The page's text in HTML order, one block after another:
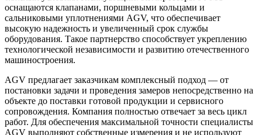
оснащаются клапанами, поршневыми кольцами и
сальниковыми уплотнениями AGV, что обеспечивает
высокую надежность и увеличенный срок службы
оборудования. Такое партнерство способствует укреплению
технологической независимости и развитию отечественного
машиностроения.
AGV предлагает заказчикам комплексный подход — от
постановки задачи и проведения замеров непосредственно на
объекте до поставки готовой продукции и сервисного
сопровождения. Компания полностью отвечает за весь цикл
работ. Для обеспечения максимальной точности специалисты
AGV выполняют собственные измерения и не используют